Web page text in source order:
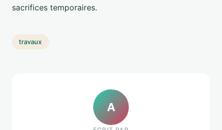
sacrifices temporaires.
travaux
A